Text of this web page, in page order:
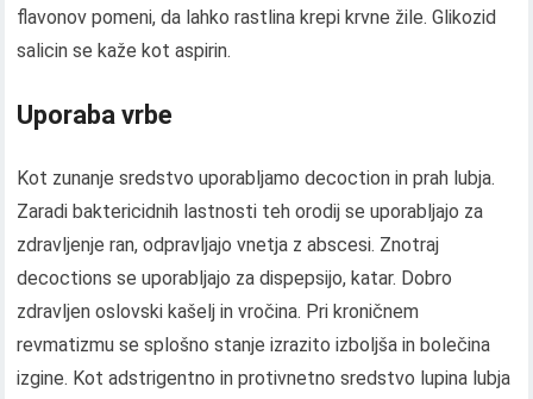
flavonov pomeni, da lahko rastlina krepi krvne žile. Glikozid
salicin se kaže kot aspirin.
Uporaba vrbe
Kot zunanje sredstvo uporabljamo decoction in prah lubja.
Zaradi baktericidnih lastnosti teh orodij se uporabljajo za
zdravljenje ran, odpravljajo vnetja z abscesi. Znotraj
decoctions se uporabljajo za dispepsijo, katar. Dobro
zdravljen oslovski kašelj in vročina. Pri kroničnem
revmatizmu se splošno stanje izrazito izboljša in bolečina
izgine. Kot adstrigentno in protivnetno sredstvo lupina lubja